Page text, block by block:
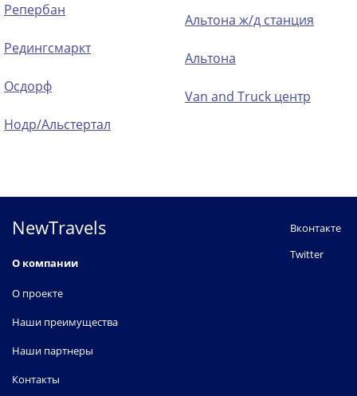
Репербан
Редингсмаркт
Осдорф
Нодр/Альстертал
Альтона ж/д станция
Альтона
Van and Truck центр
NewTravels
О компании
О проекте
Наши преимущества
Наши партнеры
Контакты
Вконтакте
Twitter